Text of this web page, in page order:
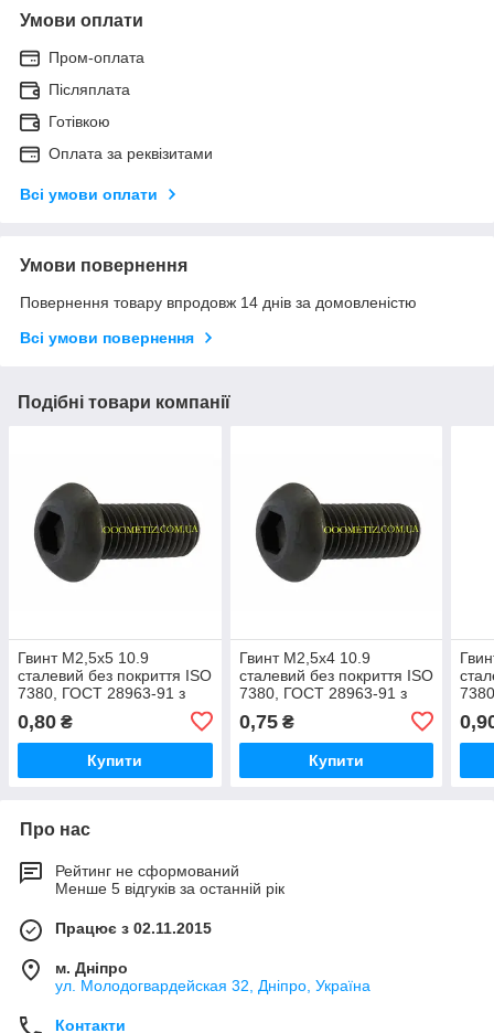
Умови оплати
Пром-оплата
Післяплата
Готівкою
Оплата за реквізитами
Всі умови оплати
Умови повернення
Повернення товару впродовж 14 днів за домовленістю
Всі умови повернення
Подібні товари компанії
Гвинт М2,5х5 10.9
сталевий без покриття ISO
7380, ГОСТ 28963-91 з
внутрішнім
шестигранником
0,80 ₴
Купити
Гвинт М2,5х4 10.9
сталевий без покриття ISO
7380, ГОСТ 28963-91 з
внутрішнім
шестигранником
0,75₴
Купити
Про нас
Рейтинг не сформований
Менше 5 відгуків за останній рік
Працює з 02.11.2015
м. Дніпро
ул. Молодогвардейская 32, Дніпро, Україна
Контакти